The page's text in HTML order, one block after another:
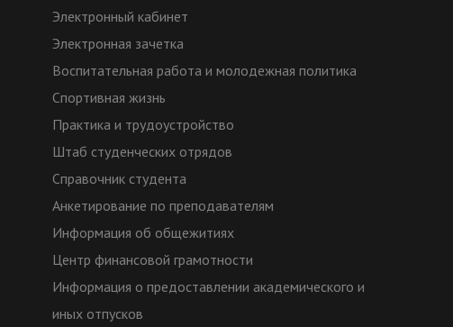
Электронный кабинет
Электронная зачетка
Воспитательная работа и молодежная политика
Спортивная жизнь
Практика и трудоустройство
Штаб студенческих отрядов
Справочник студента
Анкетирование по преподавателям
Информация об общежитиях
Центр финансовой грамотности
Информация о предоставлении академического и
иных отпусков